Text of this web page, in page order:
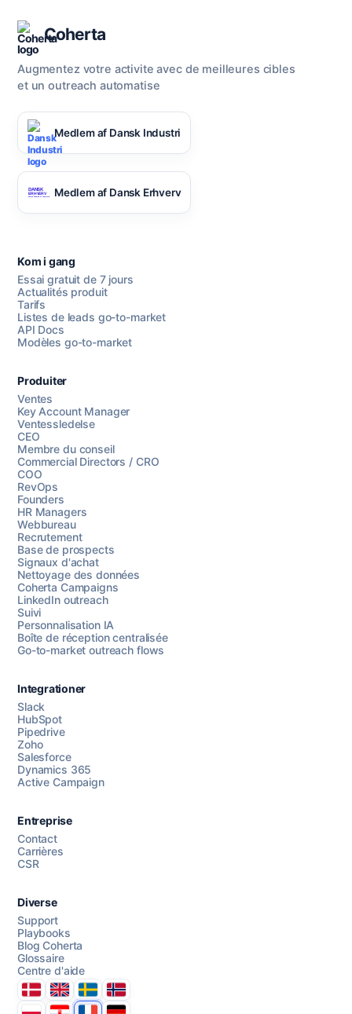
Chattez avec nous
Coherta
Augmentez votre activite avec de meilleures cibles
et un outreach automatise
Medlem af Dansk Industri
Medlem af Dansk Erhverv
Kom i gang
Essai gratuit de 7 jours
Actualités produit
Tarifs
Listes de leads go-to-market
API Docs
Modèles go-to-market
Produiter
Ventes
Key Account Manager
Ventessledelse
CEO
Membre du conseil
Commercial Directors / CRO
COO
RevOps
Founders
HR Managers
Webbureau
Recrutement
Base de prospects
Signaux d'achat
Nettoyage des données
Coherta Campaigns
LinkedIn outreach
Suivi
Personnalisation IA
Boîte de réception centralisée
Go-to-market outreach flows
Integrationer
Slack
HubSpot
Pipedrive
Zoho
Salesforce
Dynamics 365
Active Campaign
Entreprise
Contact
Carrières
CSR
Diverse
Support
Playbooks
Blog Coherta
Glossaire
Centre d'aide
DanmarkUnited Kingdom
SverigeNorge